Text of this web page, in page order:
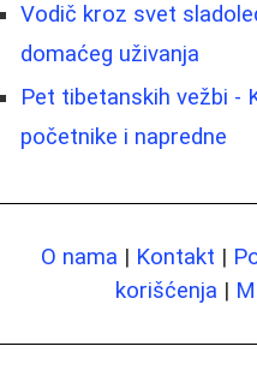
Vodič kroz svet
domaćeg uživanja
Pet tibetanskih vežbi -
početnike i napredne
O nama | Kontakt |
korišćenja |